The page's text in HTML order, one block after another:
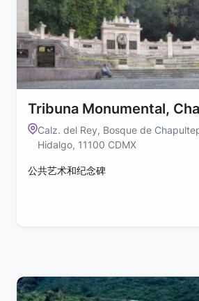
Tribuna Monumental,
Calz. del Rey, Bosque de
Hidalgo, 11100 CDMX
公共艺术和纪念碑